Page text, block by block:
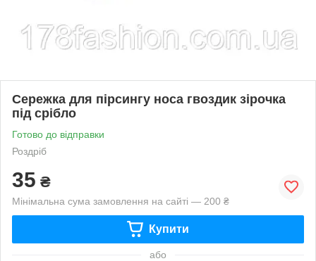
Сережка для пірсингу носа гвоздик зірочка
під срібло
Готово до відправки
Роздріб
35 ₴
Мінімальна сума замовлення на сайті — 200 ₴
Купити
або